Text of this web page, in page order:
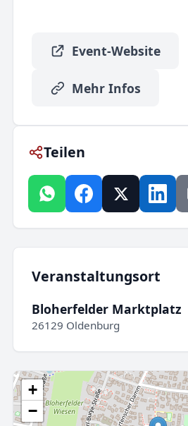
Event-Website
Mehr Infos
Teilen
Veranstaltungsort
Bloherfelder Marktplatz
26129 Oldenburg
+
−